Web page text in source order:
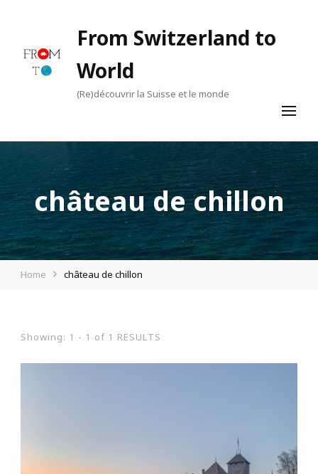
From Switzerland to
World
(Re)découvrir la Suisse et le monde
château de chillon
Home château de chillon
Showing: 1 - 1 of 1 RESULTS